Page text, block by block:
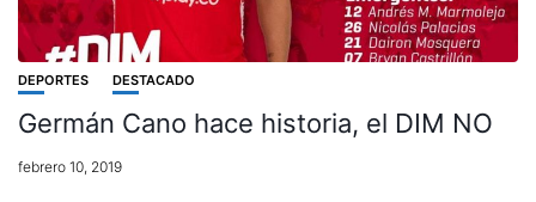
DEPORTES DESTACADO
Germán Cano hace historia, el DIM NO
febrero 10, 2019